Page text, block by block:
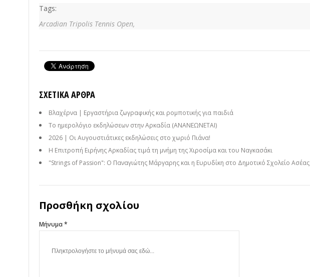
Tags:
Arcadian Tripolis Tennis Open,
ΣΧΕΤΙΚΆ ΆΡΘΡΑ
Βλαχέρνα | Εργαστήρια ζωγραφικής και ρομποτικής για παιδιά
Το ημερολόγιο εκδηλώσεων στην Αρκαδία (ΑΝΑΝΕΩΝΕΤΑΙ)
2026 | Οι Αυγουστιάτικες εκδηλώσεις στο χωριό Πιάνα!
Η Επιτροπή Ειρήνης Αρκαδίας τιμά τη μνήμη της Χιροσίμα και του Ναγκασάκι
"Strings of Passion": Ο Παναγιώτης Μάργαρης και η Ευρυδίκη στο Δημοτικό Σχολείο Ασέας
Προσθήκη σχολίου
Μήνυμα *